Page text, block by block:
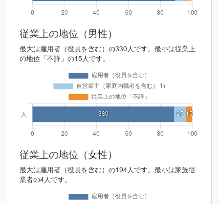
従業上の地位（男性）
最大は雇用者（役員を含む）の330人です。最小は従業上
の地位「不詳」の15人です。
従業上の地位（女性）
最大は雇用者（役員を含む）の194人です。最小は家族従
業者の4人です。